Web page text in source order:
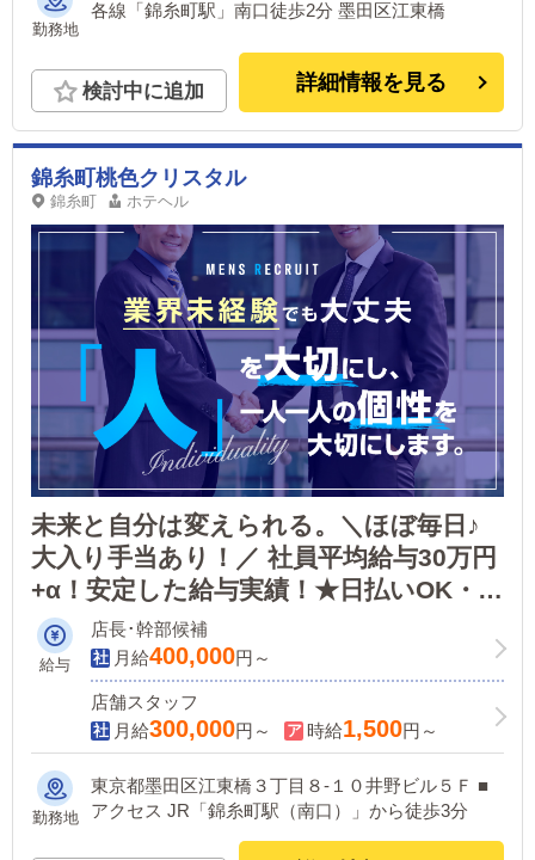
勤務地
各線「錦糸町駅」南口徒歩2分 墨田区江東橋
検討中に追加 詳細情報を見る
錦糸町桃色クリスタル
錦糸町 ホテヘル
未来と自分は変えられる。＼ほぼ毎日♪
大入り手当あり！／ 社員平均給与30万円
+α！安定した給与実績！★日払いOK・公
休／有給休暇あり・社員寮完備★仲間が
いる限り、成長し続けるグループです！
給与
店長･幹部候補
月給400,000円～
店舗スタッフ
月給300,000円～ 時給1,500円～
勤務地
東京都墨田区江東橋３丁目８-１０井野ビル５Ｆ ■
アクセス JR「錦糸町駅（南口）」から徒歩3分